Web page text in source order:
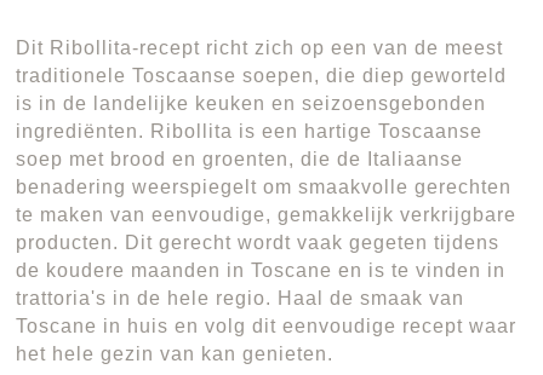
Dit Ribollita-recept richt zich op een van de meest
traditionele Toscaanse soepen, die diep geworteld
is in de landelijke keuken en seizoensgebonden
ingrediënten. Ribollita is een hartige Toscaanse
soep met brood en groenten, die de Italiaanse
benadering weerspiegelt om smaakvolle gerechten
te maken van eenvoudige, gemakkelijk verkrijgbare
producten. Dit gerecht wordt vaak gegeten tijdens
de koudere maanden in Toscane en is te vinden in
trattoria's in de hele regio. Haal de smaak van
Toscane in huis en volg dit eenvoudige recept waar
het hele gezin van kan genieten.